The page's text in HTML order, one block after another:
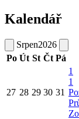
Kalendář
Srpen2026
Po Út St Čt Pá
27 28 29 30 31
1
1